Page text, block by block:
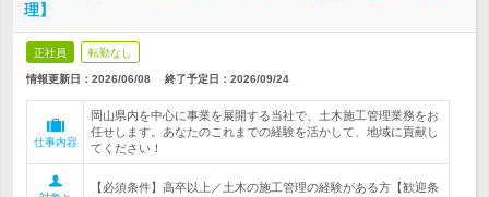
理】
正社員 転勤なし
情報更新日：2026/06/08 終了予定日： 2026/09/24
仕事内容
岡山県内を中心に事業を展開する当社で、土木施工管理業務をお
任せします。あなたのこれまでの経験を活かして、地域に貢献し
てください！
【必須条件】高卒以上／土木の施工管理の経験がある方【歓迎条